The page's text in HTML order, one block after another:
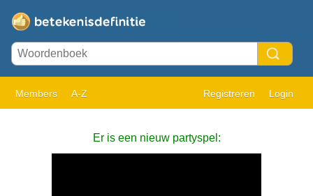
Members A-Z Registreren Login
Er is een nieuw partyspel: